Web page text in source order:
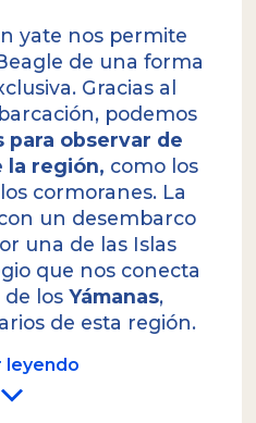
yate nos permite
de una forma
Gracias al
podemos
para observar de
la región, como los
cormoranes. La
un desembarco
una de las Islas
que nos conecta
los Yámanas,
de esta región.
leyendo